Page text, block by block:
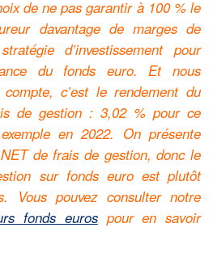
de ne pas garantir à 100 % le
davantage de marges de
d’investissement pour
du fonds euro. Et nous
c’est le rendement du
de gestion : 3,02 % pour ce
en 2022. On présente
de frais de gestion, donc le
sur fonds euro est plutôt
Vous pouvez consulter notre
fonds eurospour en savoir